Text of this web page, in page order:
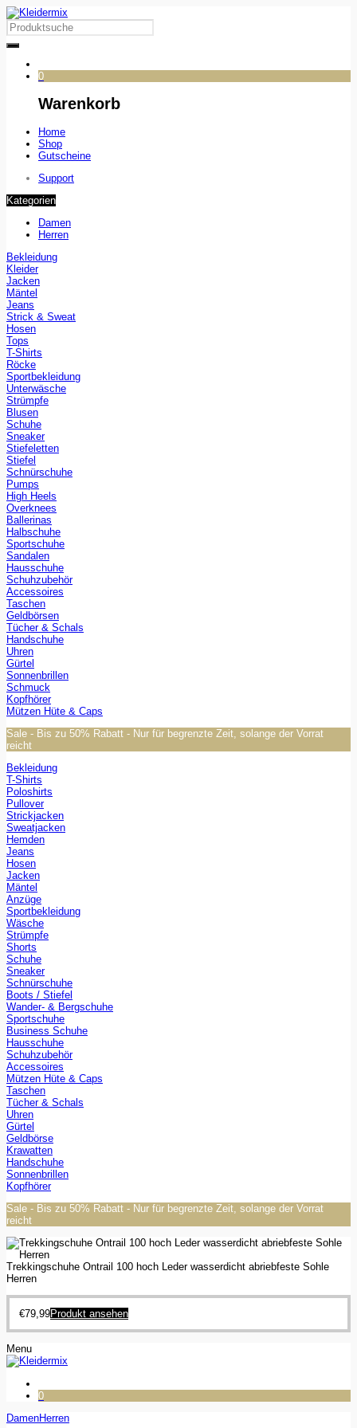
0
Warenkorb
Home
Shop
Gutscheine
Support
Kategorien
Damen
Herren
Bekleidung
Kleider
Jacken
Mäntel
Jeans
Strick & Sweat
Hosen
Tops
T-Shirts
Röcke
Sportbekleidung
Unterwäsche
Strümpfe
Blusen
Schuhe
Sneaker
Stiefeletten
Stiefel
Schnürschuhe
Pumps
High Heels
Overknees
Ballerinas
Halbschuhe
Sportschuhe
Sandalen
Hausschuhe
Schuhzubehör
Accessoires
Taschen
Geldbörsen
Tücher & Schals
Handschuhe
Uhren
Gürtel
Sonnenbrillen
Schmuck
Kopfhörer
Mützen Hüte & Caps
Sale - Bis zu 50% Rabatt - Nur für begrenzte Zeit, solange der Vorrat
reicht
Bekleidung
T-Shirts
Poloshirts
Pullover
Strickjacken
Sweatjacken
Hemden
Jeans
Hosen
Jacken
Mäntel
Anzüge
Sportbekleidung
Wäsche
Strümpfe
Shorts
Schuhe
Sneaker
Schnürschuhe
Boots / Stiefel
Wander- & Bergschuhe
Sportschuhe
Business Schuhe
Hausschuhe
Schuhzubehör
Accessoires
Mützen Hüte & Caps
Taschen
Tücher & Schals
Uhren
Gürtel
Geldbörse
Krawatten
Handschuhe
Sonnenbrillen
Kopfhörer
Sale - Bis zu 50% Rabatt - Nur für begrenzte Zeit, solange der Vorrat
reicht
Trekkingschuhe Ontrail 100 hoch Leder wasserdicht abriebfeste Sohle
Herren
€79,99Produkt ansehen
Menu
0
DamenHerren